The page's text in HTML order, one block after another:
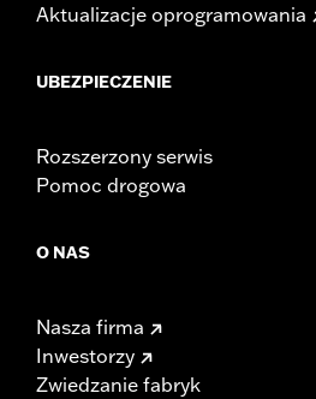
Aktualizacje oprogramowania
UBEZPIECZENIE
Rozszerzony serwis
Pomoc drogowa
O NAS
Nasza firma
Inwestorzy
Zwiedzanie fabryk